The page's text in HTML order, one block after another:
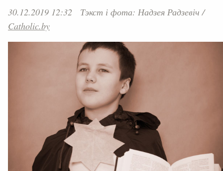
30.12.2019 12:32 Тэкст і фота: Надзея Радзевіч /
Catholic.by